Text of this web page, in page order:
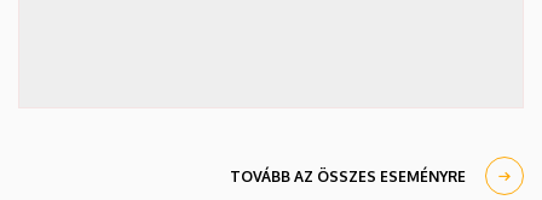
TOVÁBB AZ ÖSSZES ESEMÉNYRE